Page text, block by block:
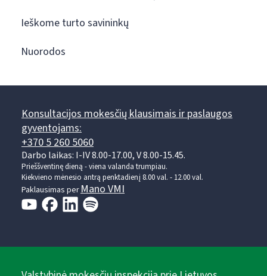
Ieškome turto savininkų
Nuorodos
Konsultacijos mokesčių klausimais ir paslaugos
gyventojams:
+370 5 260 5060
Darbo laikas: I-IV 8.00-17.00, V 8.00-15.45.
Prieššventinę dieną - viena valanda trumpiau.
Kiekvieno mėnesio antrą penktadienį 8.00 val. - 12.00 val.
Paklausimas perMano VMI